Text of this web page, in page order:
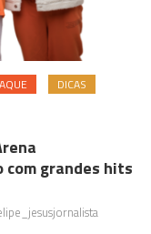
DICAS
com grandes hits